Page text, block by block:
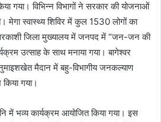
गया। विभिन्न विभागों ने सरकार की योजनाओं
मेगा स्वास्थ्य शिविर में कुल 1530 लोगों का
जिला मुख्यालय में जनपद में “जन-जन की
उत्साह के साथ मनाया गया। बागेश्वर
मैदान में बहु-विभागीय जनकल्याण
गया।
में भव्य कार्यक्रम आयोजित किया गया। इस